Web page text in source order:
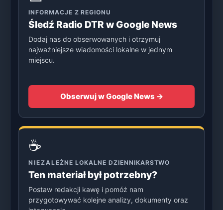
INFORMACJE Z REGIONU
Śledź Radio DTR w Google News
Dodaj nas do obserwowanych i otrzymuj
najważniejsze wiadomości lokalne w jednym
miejscu.
Obserwuj w Google News →
☕
NIEZALEŻNE LOKALNE DZIENNIKARSTWO
Ten materiał był potrzebny?
Postaw redakcji kawę i pomóż nam
przygotowywać kolejne analizy, dokumenty oraz